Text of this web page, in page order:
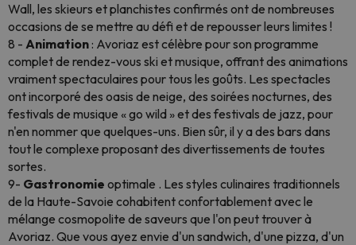
Wall, les skieurs et planchistes confirmés ont de nombreuses
occasions de se mettre au défi et de repousser leurs limites !
8 - Animation: Avoriaz est célèbre pour son programme
complet de rendez-vous ski et musique, offrant des animations
vraiment spectaculaires pour tous les goûts. Les spectacles
ont incorporé des oasis de neige, des soirées nocturnes, des
festivals de musique « go wild » et des festivals de jazz, pour
n'en nommer que quelques-uns. Bien sûr, il y a des bars dans
tout le complexe proposant des divertissements de toutes
sortes.
9- Gastronomie optimale . Les styles culinaires traditionnels
de la Haute-Savoie cohabitent confortablement avec le
mélange cosmopolite de saveurs que l'on peut trouver à
Avoriaz. Que vous ayez envie d'un sandwich, d'une pizza, d'un